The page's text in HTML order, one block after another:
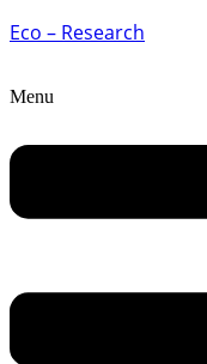
Eco – Research
Menu